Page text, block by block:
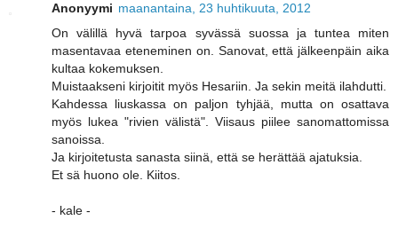
Anonyymi maanantaina, 23 huhtikuuta, 2012
On välillä hyvä tarpoa syvässä suossa ja tuntea miten
masentavaa eteneminen on. Sanovat, että jälkeenpäin aika
kultaa kokemuksen.
Muistaakseni kirjoitit myös Hesariin. Ja sekin meitä ilahdutti.
Kahdessa liuskassa on paljon tyhjää, mutta on osattava
myös lukea "rivien välistä". Viisaus piilee sanomattomissa
sanoissa.
Ja kirjoitetusta sanasta siinä, että se herättää ajatuksia.
Et sä huono ole. Kiitos.
- kale -